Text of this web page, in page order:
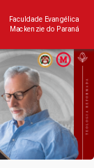
Faculdade Evangélica
Mackenzie do Paraná